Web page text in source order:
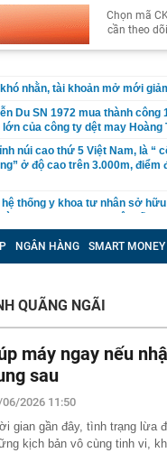
Chọn mã
cần theo dõi
nhằn, tài khoản mở mới
Du SN 1972 mua thành công
của công ty dệt may Hoàng
núi cao thứ 5 Việt Nam, là “
ở độ cao trên 3.000m, điểm
thống y khoa tư nhân sở
bị HoSE cắt margin trong
tăng hơn 120%
8
lượng tiền hơn 62.000 tỷ
Điện Máy Xanh, Bách Hóa
DMX
nhà cổ, phát hiện 'kho báu'
trong nhiều ngăn bí mật - giá
NGÂN HÀNG SMART MONEY
QUÃNG NGÃI
máy ngay nếu
sau
06/2026 11:50
gian gần đây, tình trạng lừa
kịch bản vô cùng tinh vi,